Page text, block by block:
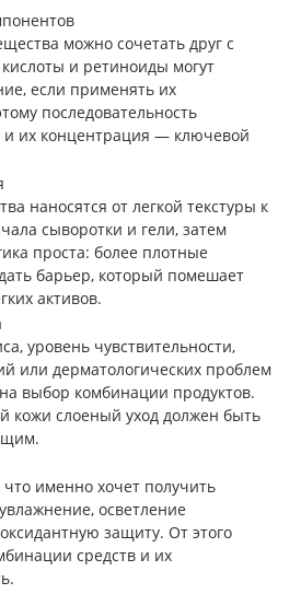
можно сочетать друг с
и ретиноиды могут
если применять их
последовательность
и их концентрация — ключевой
наносятся от легкой текстуры к
сыворотки и гели, затем
проста: более плотные
барьер, который помешает
активов.
уровень чувствительности,
или дерматологических проблем
выбор комбинации продуктов.
кожи слоеный уход должен быть
именно хочет получить
осветление
защиту. От этого
средств и их